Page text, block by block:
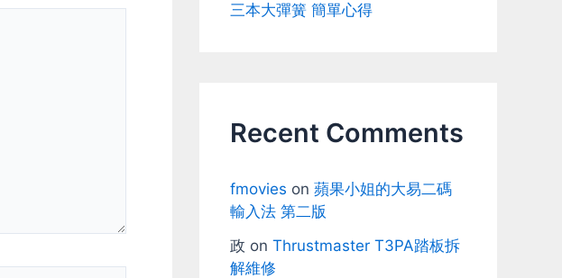
三本大彈簧 簡單心得
Recent Comments
fmovies on 蘋果小姐的大易二碼
輸入法 第二版
政 on Thrustmaster T3PA踏板拆
解維修